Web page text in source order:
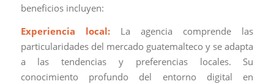
beneficios incluyen:
Experiencia local:La agencia comprende las
particularidades del mercado guatemalteco y se adapta
a las tendencias y preferencias locales. Su
conocimiento profundo del entorno digital en